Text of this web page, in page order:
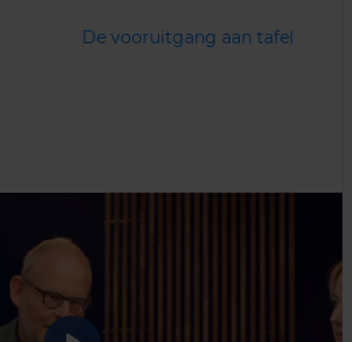
De vooruitgang aan tafel